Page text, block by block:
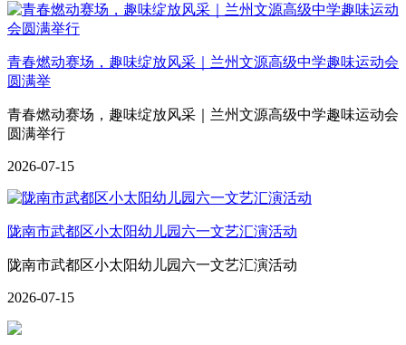
青春燃动赛场，趣味绽放风采｜兰州文源高级中学趣味运动会
圆满举
青春燃动赛场，趣味绽放风采｜兰州文源高级中学趣味运动会
圆满举行
2026-07-15
陇南市武都区小太阳幼儿园六一文艺汇演活动
陇南市武都区小太阳幼儿园六一文艺汇演活动
2026-07-15